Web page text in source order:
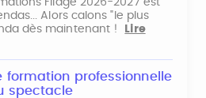
Filage 2026-2027 est
Alors calons "le plus
dès maintenant !
Lire
formation professionnelle
spectacle